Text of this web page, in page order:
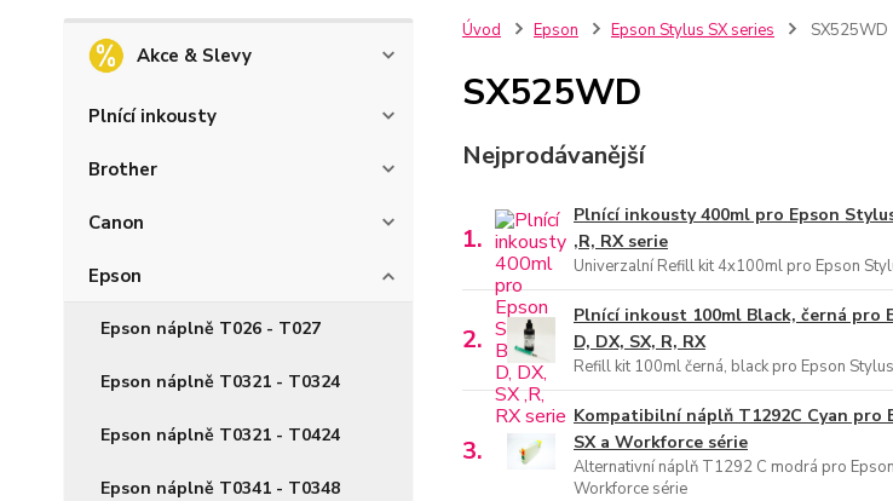
Akce & Slevy
Plnící inkousty
Brother
Canon
Epson
Epson náplně T026 - T027
Epson náplně T0321 - T0324
Epson náplně T0321 - T0424
Epson náplně T0341 - T0348
Úvod Epson Epson Stylus SX series SX525WD
SX525WD
Nejprodávanější
1.
Plnící inkousty 400ml pro Epson
,R, RX serie
Univerzalní Refill kit 4x100ml pro Epson
2.
Plnící inkoust 100ml Black, černá pro
D, DX, SX, R, RX
Refill kit 100ml černá, black pro Epson Stylus
3.
Kompatibilní náplň T1292C Cyan pro
SX a Workforce série
Alternativní náplň T1292 C modrá pro
Workforce série